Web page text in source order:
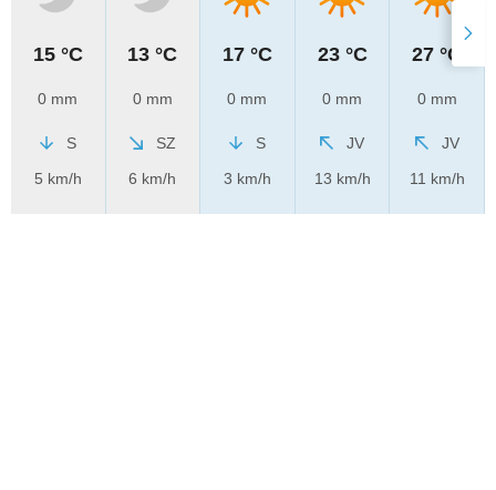
15 °C
0 mm
S
5 km/h
13 °C
0 mm
SZ
6 km/h
17 °C
0 mm
S
3 km/h
23 °C
0 mm
JV
13 km/h
27 °C
0 mm
JV
11 km/h